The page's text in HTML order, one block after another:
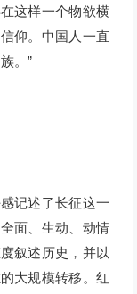
这样一个物欲横
仰。中国人一直
。”
记述了长征这一
面、生动、动情
叙述历史，并以
大规模转移。红